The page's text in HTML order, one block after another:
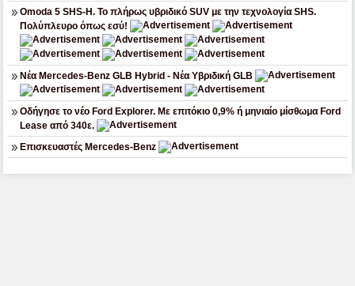
Omoda 5 SHS-H. Το πλήρως υβριδικό SUV με την τεχνολογία SHS.
Πολύπλευρο όπως εσύ!
Νέα Mercedes-Benz GLB Hybrid - Νέα Υβριδική GLB
Οδήγησε το νέο Ford Explorer. Με επιτόκιο 0,9% ή μηνιαίο μίσθωμα Ford
Lease από 340ε.
Επισκευαστές Mercedes-Benz